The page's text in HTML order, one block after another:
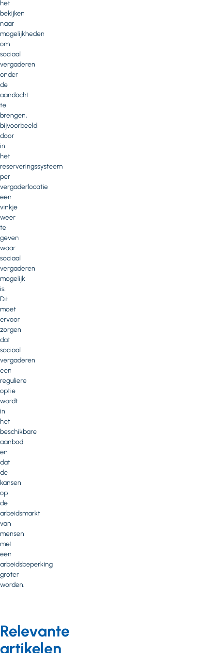
het
bekijken
naar
mogelijkheden
om
sociaal
vergaderen
onder
de
aandacht
te
brengen,
bijvoorbeeld
door
in
het
reserveringssysteem
per
vergaderlocatie
een
vinkje
weer
te
geven
waar
sociaal
vergaderen
mogelijk
is.
Dit
moet
ervoor
zorgen
dat
sociaal
vergaderen
een
reguliere
optie
wordt
in
het
beschikbare
aanbod
en
dat
de
kansen
op
de
arbeidsmarkt
van
mensen
met
een
arbeidsbeperking
groter
worden.
Relevante
artikelen